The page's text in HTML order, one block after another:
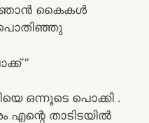
ഞാൻ കൈകൾ
പൊതിഞ്ഞു
”
ഒന്നൂടെ പൊക്കി .
താടിടയിൽ